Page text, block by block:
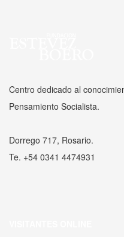
Centro dedicado al
Pensamiento Socialista.
Dorrego 717, Rosario.
Te. +54 0341 4474931